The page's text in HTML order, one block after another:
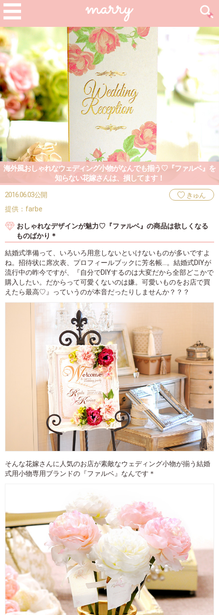
海外風おしゃれなウェディング小物がなんでも揃う♡『ファルベ』を
知らない花嫁さんは、損してます！
2016.06.03公開
きゅん
提供：farbe
おしゃれなデザインが魅力♡『ファルベ』の商品は欲しくなる
ものばかり＊
結婚式準備って、いろいろ用意しないといけないものが多いですよ
ね。招待状に席次表、プロフィールブックに芳名帳...。結婚式DIYが
流行中の昨今ですが、『自分でDIYするのは大変だから全部どこかで
購入したい。だからって可愛くないのは嫌。可愛いものをお店で買
えたら最高♡』っていうのが本音だったりしませんか？？？
そんな花嫁さんに人気のお店が素敵なウェディング小物が揃う結婚
式用小物専用ブランドの『ファルベ』なんです＊